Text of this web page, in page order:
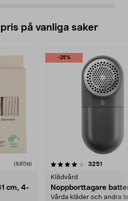
på vanliga saker
(9,97/st)
cm, 4-
-25%
3251
Klädvård
Noppborttagare
Vårda kläder och andra
4.5av 5 stjärnor